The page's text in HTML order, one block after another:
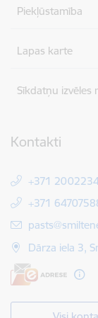
Piekļūstamība
Lapas karte
Sīkdatņu izvēles
Kontakti
+371
+371
E-pasts:
Dārza iela 3,